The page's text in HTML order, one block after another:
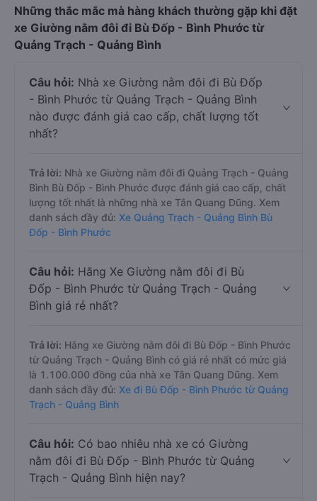
Những thắc mắc mà hàng khách thường gặp khi đặt
xe Giường nằm đôi đi Bù Đốp - Bình Phước từ
Quảng Trạch - Quảng Bình
Câu hỏi: Nhà xe Giường nằm đôi đi Bù Đốp
- Bình Phước từ Quảng Trạch - Quảng Bình
nào được đánh giá cao cấp, chất lượng tốt
nhất?
Trả lời: Nhà xe Giường nằm đôi đi Quảng Trạch - Quảng
Bình Bù Đốp - Bình Phước được đánh giá cao cấp, chất
lượng tốt nhất là những nhà xe Tân Quang Dũng. Xem
danh sách đầy đủ: Xe Quảng Trạch - Quảng Bình Bù
Đốp - Bình Phước
Câu hỏi: Hãng Xe Giường nằm đôi đi Bù
Đốp - Bình Phước từ Quảng Trạch - Quảng
Bình giá rẻ nhất?
Trả lời: Hãng xe Giường nằm đôi đi Bù Đốp - Bình Phước
từ Quảng Trạch - Quảng Bình có giá rẻ nhất có mức giá
là 1.100.000 đồng của nhà xe Tân Quang Dũng. Xem
danh sách đầy đủ: Xe đi Bù Đốp - Bình Phước từ Quảng
Trạch - Quảng Bình
Câu hỏi: Có bao nhiêu nhà xe có Giường
nằm đôi đi Bù Đốp - Bình Phước từ Quảng
Trạch - Quảng Bình hiện nay?